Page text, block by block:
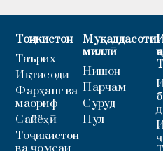
Тоҷикистон
Таърих
Иқтисодӣ
Фарҳанг ва
маориф
Сайёҳӣ
Тоҷикистон
Муқаддасоти
миллӣ
Нишон
Парчам
Суруд
Пул